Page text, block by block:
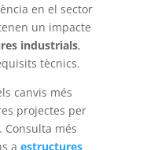
en el sector
un impacte
industrials,
tècnics.
canvis més
projectes per
més
a estructures